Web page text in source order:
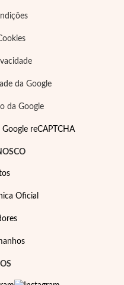
da Google
da Google
reCAPTCHA
Oficial